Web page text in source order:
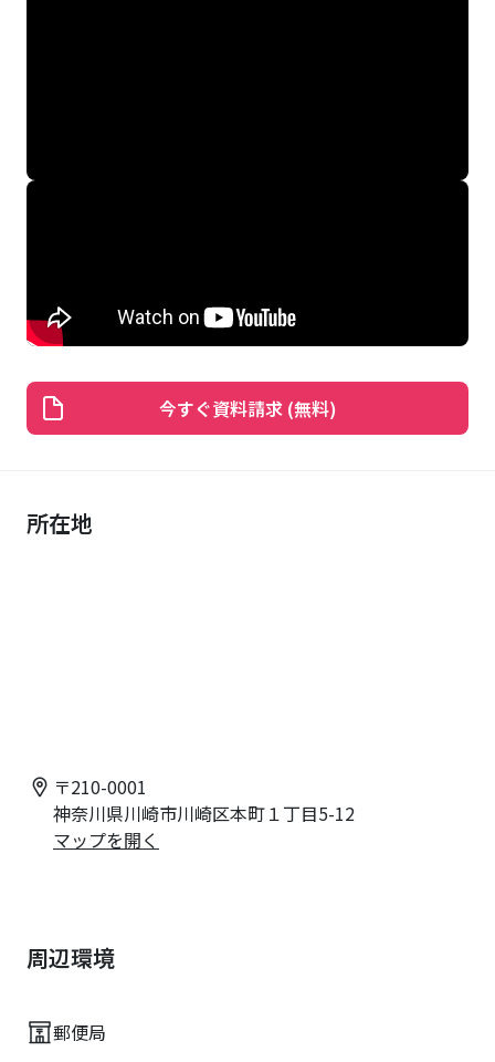
今すぐ資料請求 (無料)
所在地
〒210-0001
神奈川県川崎市川崎区本町１丁目5-12
マップを開く
周辺環境
郵便局